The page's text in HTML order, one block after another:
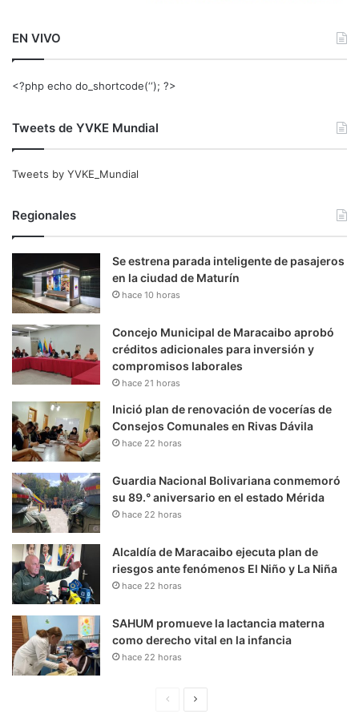
EN VIVO
<?php echo do_shortcode(‘‘); ?>
Tweets de YVKE Mundial
Tweets by YVKE_Mundial
Regionales
Se estrena parada inteligente de pasajeros
en la ciudad de Maturín
hace 10 horas
Concejo Municipal de Maracaibo aprobó
créditos adicionales para inversión y
compromisos laborales
hace 21 horas
Inició plan de renovación de vocerías de
Consejos Comunales en Rivas Dávila
hace 22 horas
Guardia Nacional Bolivariana conmemoró
su 89.° aniversario en el estado Mérida
hace 22 horas
Alcaldía de Maracaibo ejecuta plan de
riesgos ante fenómenos El Niño y La Niña
hace 22 horas
SAHUM promueve la lactancia materna
como derecho vital en la infancia
hace 22 horas